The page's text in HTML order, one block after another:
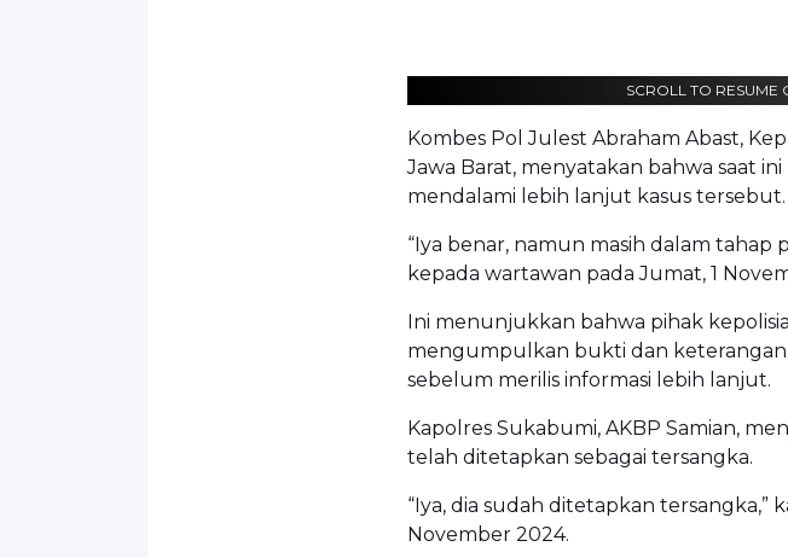
SCROLL TO RESUME
Kombes Pol Julest Abraham Abast,
Jawa Barat, menyatakan bahwa saat
mendalami lebih lanjut kasus tersebut.
“Iya benar, namun masih dalam tahap
kepada wartawan pada Jumat, 1
Ini menunjukkan bahwa pihak
mengumpulkan bukti dan
sebelum merilis informasi lebih lanjut.
Kapolres Sukabumi, AKBP Samian,
telah ditetapkan sebagai tersangka.
“Iya, dia sudah ditetapkan tersangka,”
November 2024.